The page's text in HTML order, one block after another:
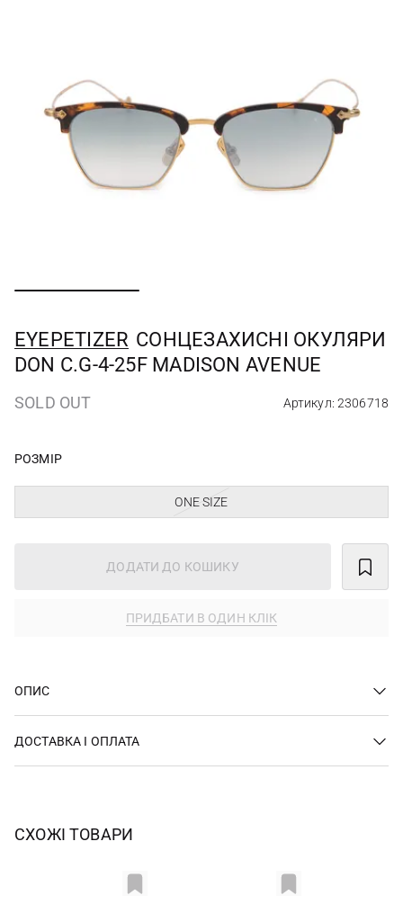
EYEPETIZER СОНЦЕЗАХИСНІ ОКУЛЯРИ
DON C.G-4-25F MADISON AVENUE
SOLD OUT Артикул: 2306718
РОЗМІР
ONE SIZE
ДОДАТИ ДО КОШИКУ
ПРИДБАТИ В ОДИН КЛІК
ОПИС
ДОСТАВКА І ОПЛАТА
СХОЖІ ТОВАРИ